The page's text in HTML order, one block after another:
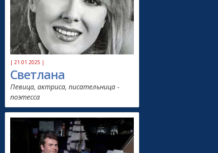
| 21.01.2025 |
Светлана
Певица, актриса, писательница -
поэтесса